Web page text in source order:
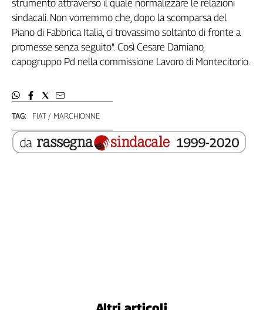
Venezia
Giulia
Lazio
Liguria
Lombardia
Piemonte
Puglia
Sicilia
TAG: FIAT MARCHIONNE
strumento attraverso il quale normalizzare le relazioni
sindacali. Non vorremmo che, dopo la scomparsa del
Piano di Fabbrica Italia, ci trovassimo soltanto di fronte a
promesse senza seguito". Così Cesare Damiano,
capogruppo Pd nella commissione Lavoro di Montecitorio.